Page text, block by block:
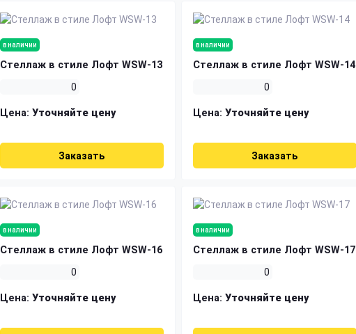
в наличии
Стеллаж в стиле Лофт WSW-13
0
Цена: Уточняйте цену
Заказать
в наличии
Стеллаж в стиле Лофт WSW-14
0
Цена: Уточняйте цену
Заказать
в наличии
Стеллаж в стиле Лофт WSW-16
0
Цена: Уточняйте цену
в наличии
Стеллаж в стиле Лофт WSW-17
0
Цена: Уточняйте цену